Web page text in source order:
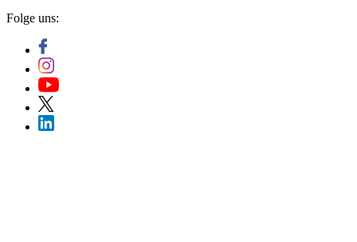
Folge uns: